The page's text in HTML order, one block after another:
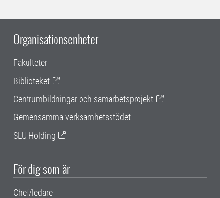
Organisationsenheter
Fakulteter
Biblioteket
Centrumbildningar och samarbetsprojekt
Gemensamma verksamhetsstödet
SLU Holding
För dig som är
Chef/ledare